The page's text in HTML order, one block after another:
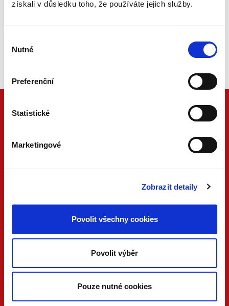
získali v důsledku toho, že používáte jejich služby.
souhlasu
Nutné
Preferenční
Statistické
Marketingové
Zobrazit detaily
Povolit všechny cookies
Povolit výběr
Pouze nutné cookies
Vzdělávejte se kvalitně.
Vzdělávejte se s Akademií C. H. Beck.
PDF
VERZE
KONTAKTUJTE NÁS
facebook.com/beck.cz